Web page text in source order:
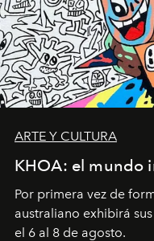
ARTE Y CULTURA
KHOA: el mundo
Por primera vez de
australiano exhibirá
el 6 al 8 de agosto.